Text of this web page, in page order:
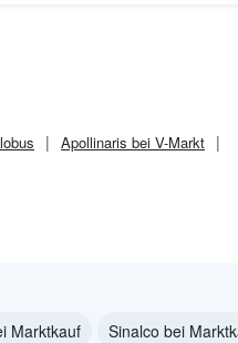
Apollinaris bei V-Markt
Marktkauf Sinalco bei